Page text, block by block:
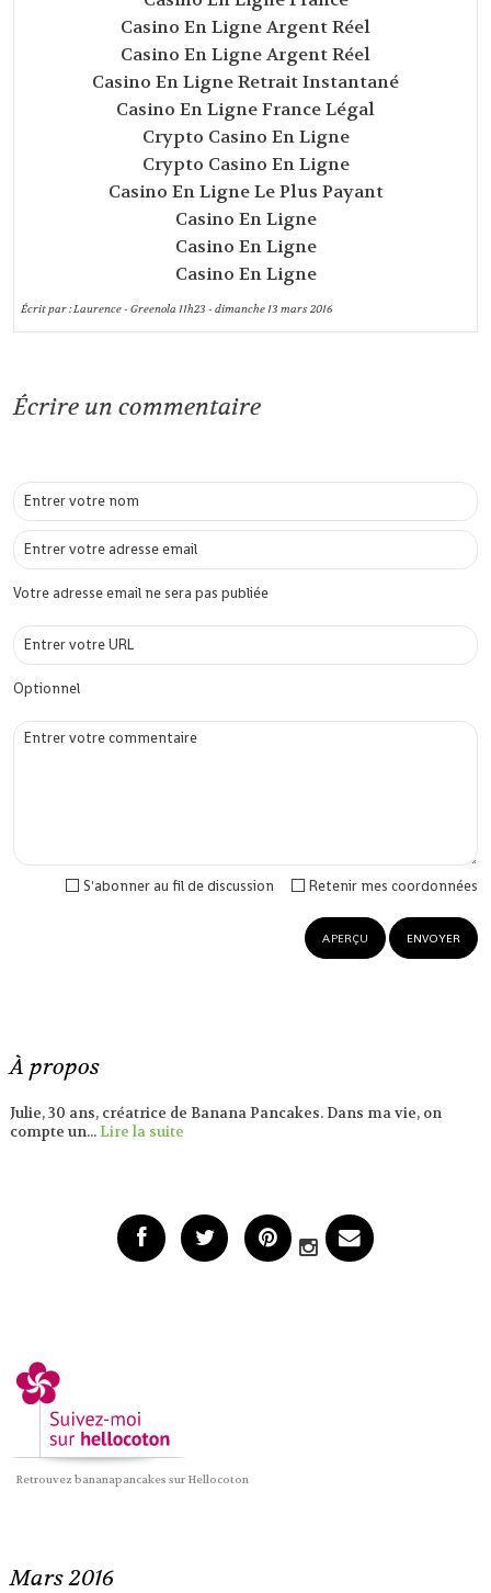
À propos
Julie, 30 ans, créatrice de Banana Pancakes. Dans ma vie, on
compte un...Lire la suite
Retrouvez bananapancakes sur Hellocoton
Mars 2016
Casino En Ligne Argent Réel
Casino En Ligne Argent Réel
Casino En Ligne Retrait Instantané
Casino En Ligne France Légal
Crypto Casino En Ligne
Crypto Casino En Ligne
Casino En Ligne Le Plus Payant
Casino En Ligne
Casino En Ligne
Casino En Ligne
Écrit par :Laurence - Greenola 11h23 -dimanche 13 mars 2016
Écrire un commentaire
Votre adresse email ne sera pas publiée
Optionnel
Retenir mes coordonnées
S'abonner au fil de discussion